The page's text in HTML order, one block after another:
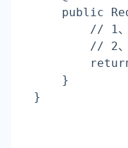
public
// 1、锁的密
// 2、锁的
}
}